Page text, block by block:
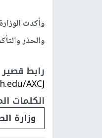
وأكدت
والحذر
رابط قصير
AXCJ/
الكلمات
وزارة